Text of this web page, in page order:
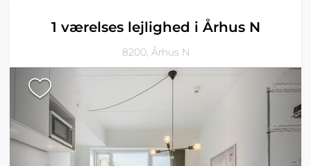
1 værelses lejlighed i Århus N
8200, Århus N